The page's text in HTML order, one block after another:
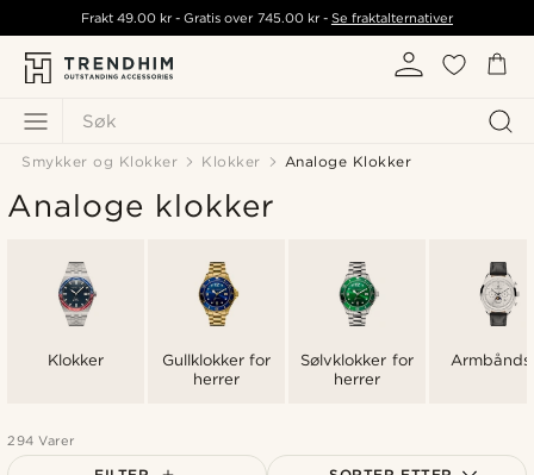
Søk
Frakt49.00 kr - Gratis over 745.00 kr- Se fraktalternativer
Smykker og Klokker Klokker Analoge Klokker
Analoge klokker
Klokker
Gullklokker for
herrer
Sølvklokker for
herrer
294 Varer